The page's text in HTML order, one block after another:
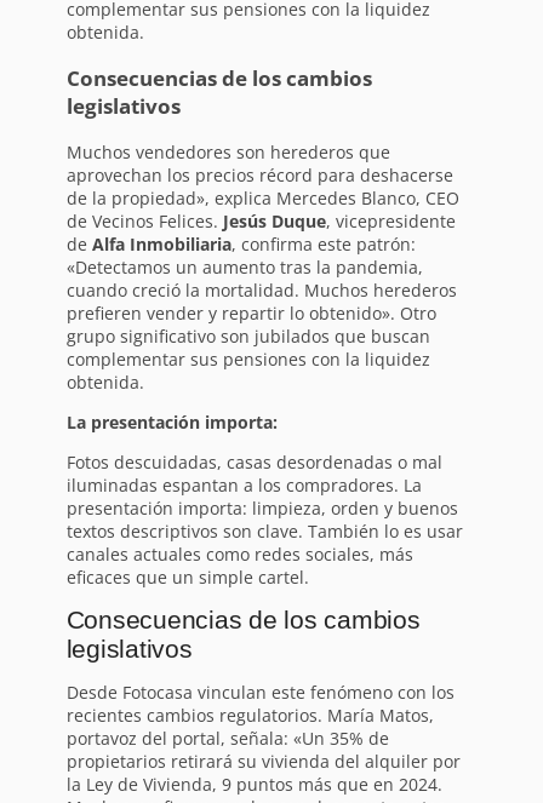
complementar sus pensiones con la liquidez
obtenida.
Consecuencias de los cambios
legislativos
Muchos vendedores son herederos que
aprovechan los precios récord para deshacerse
de la propiedad», explica Mercedes Blanco, CEO
de Vecinos Felices. Jesús Duque, vicepresidente
de Alfa Inmobiliaria, confirma este patrón:
«Detectamos un aumento tras la pandemia,
cuando creció la mortalidad. Muchos herederos
prefieren vender y repartir lo obtenido». Otro
grupo significativo son jubilados que buscan
complementar sus pensiones con la liquidez
obtenida.
La presentación importa:
Fotos descuidadas, casas desordenadas o mal
iluminadas espantan a los compradores. La
presentación importa: limpieza, orden y buenos
textos descriptivos son clave. También lo es usar
canales actuales como redes sociales, más
eficaces que un simple cartel.
Consecuencias de los cambios
legislativos
Desde Fotocasa vinculan este fenómeno con los
recientes cambios regulatorios. María Matos,
portavoz del portal, señala: «Un 35% de
propietarios retirará su vivienda del alquiler por
la Ley de Vivienda, 9 puntos más que en 2024.